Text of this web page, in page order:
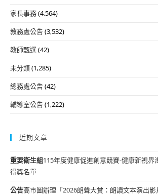
家長事務(4,564)
教務處公告(3,532)
教師甄選(42)
未分類(1,285)
總務處公告(42)
輔導室公告(1,222)
近期文章
重要衛生組115年度健康促進創意競賽-健康新視界
得獎名單
公告高市圖辦理「2026朗聲大賞：朗讀文本演出